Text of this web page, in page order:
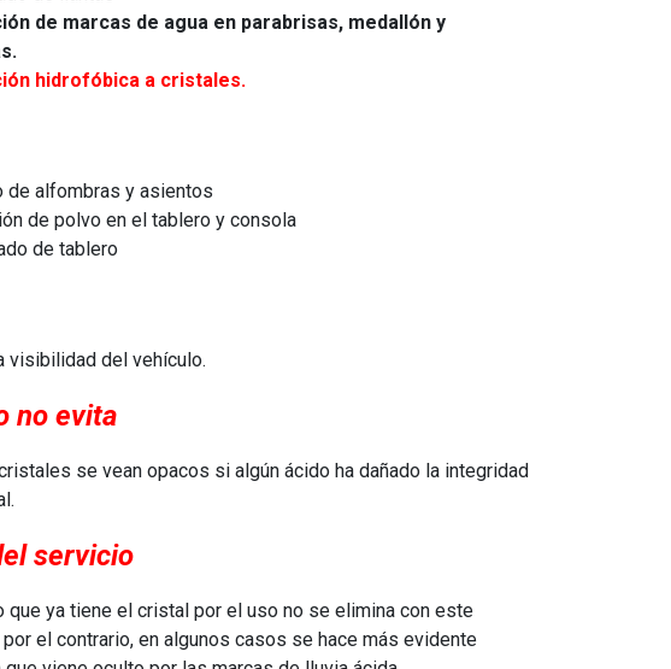
de marcas de agua en parabrisas, medallón y
hidrofóbica a cristales.
de alfombras y asientos
de polvo en el tablero y consola
de tablero
visibilidad del vehículo.
no evita
se vean opacos si algún ácido ha dañado la integridad
servicio
que ya tiene el cristal por el uso no se elimina con este
el contrario, en algunos casos se hace más evidente